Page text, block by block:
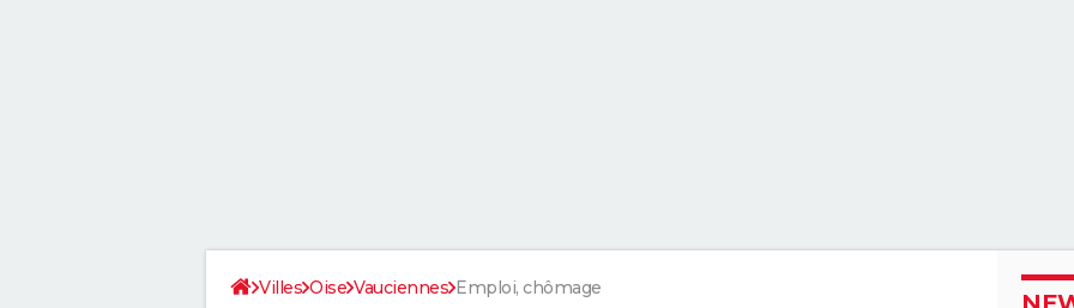
Villes Oise Vauciennes Emploi, chômage